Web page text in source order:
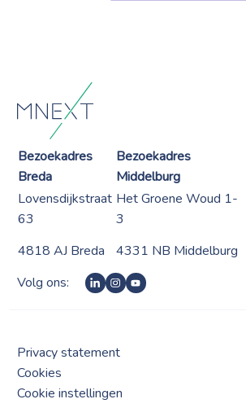
Bezoekadres
Breda
Bezoekadres
Middelburg
Lovensdijkstraat
63
Het Groene Woud 1-
3
4818 AJ Breda
4331 NB Middelburg
Volg ons:
Privacy statement
Cookies
Cookie instellingen